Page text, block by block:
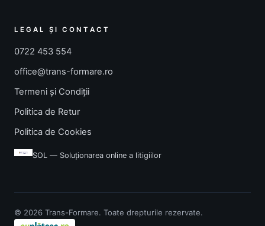
LEGAL ȘI CONTACT
0722 453 554
office@trans-formare.ro
Termeni și Condiții
Politica de Retur
Politica de Cookies
SOL — Soluționarea online a litigiilor
© 2026 Trans-Formare. Toate drepturile rezervate.